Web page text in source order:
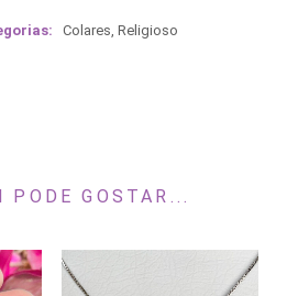
Colares, Religioso
PODE GOSTAR...